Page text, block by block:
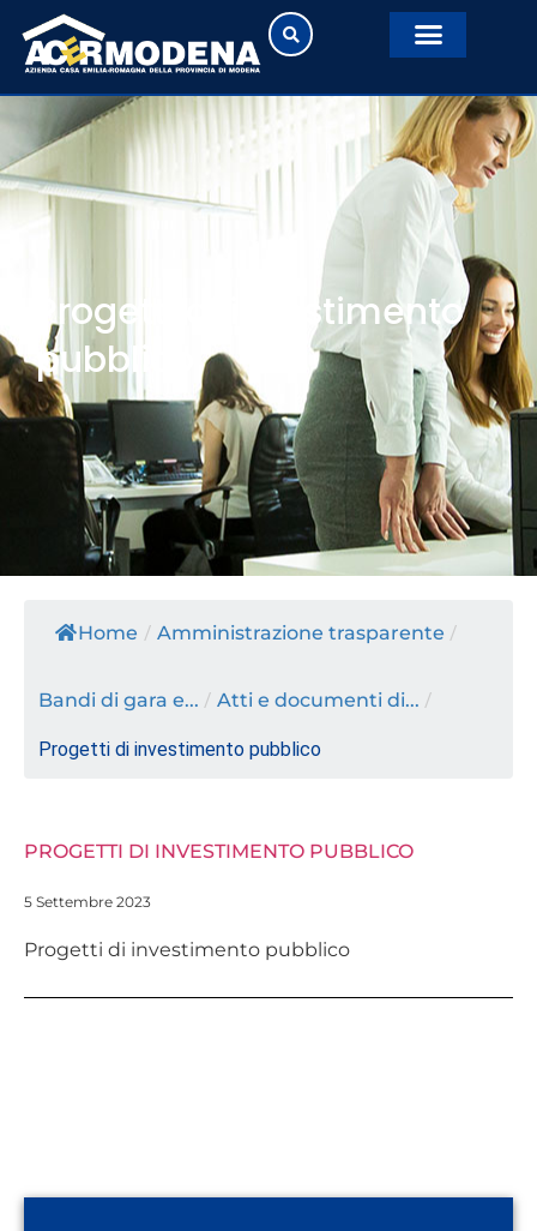
Progetti di investimento
pubblico
Home / Amministrazione trasparente /
Bandi di gara e... / Atti e documenti di... /
Progetti di investimento pubblico
PROGETTI DI INVESTIMENTO PUBBLICO
5 Settembre 2023
Progetti di investimento pubblico